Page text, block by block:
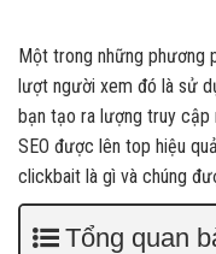
Một trong những phương
lượt người xem đó là sử
bạn tạo ra lượng truy cập
SEO được lên top hiệu
clickbait là gì và chúng
Tổng quan